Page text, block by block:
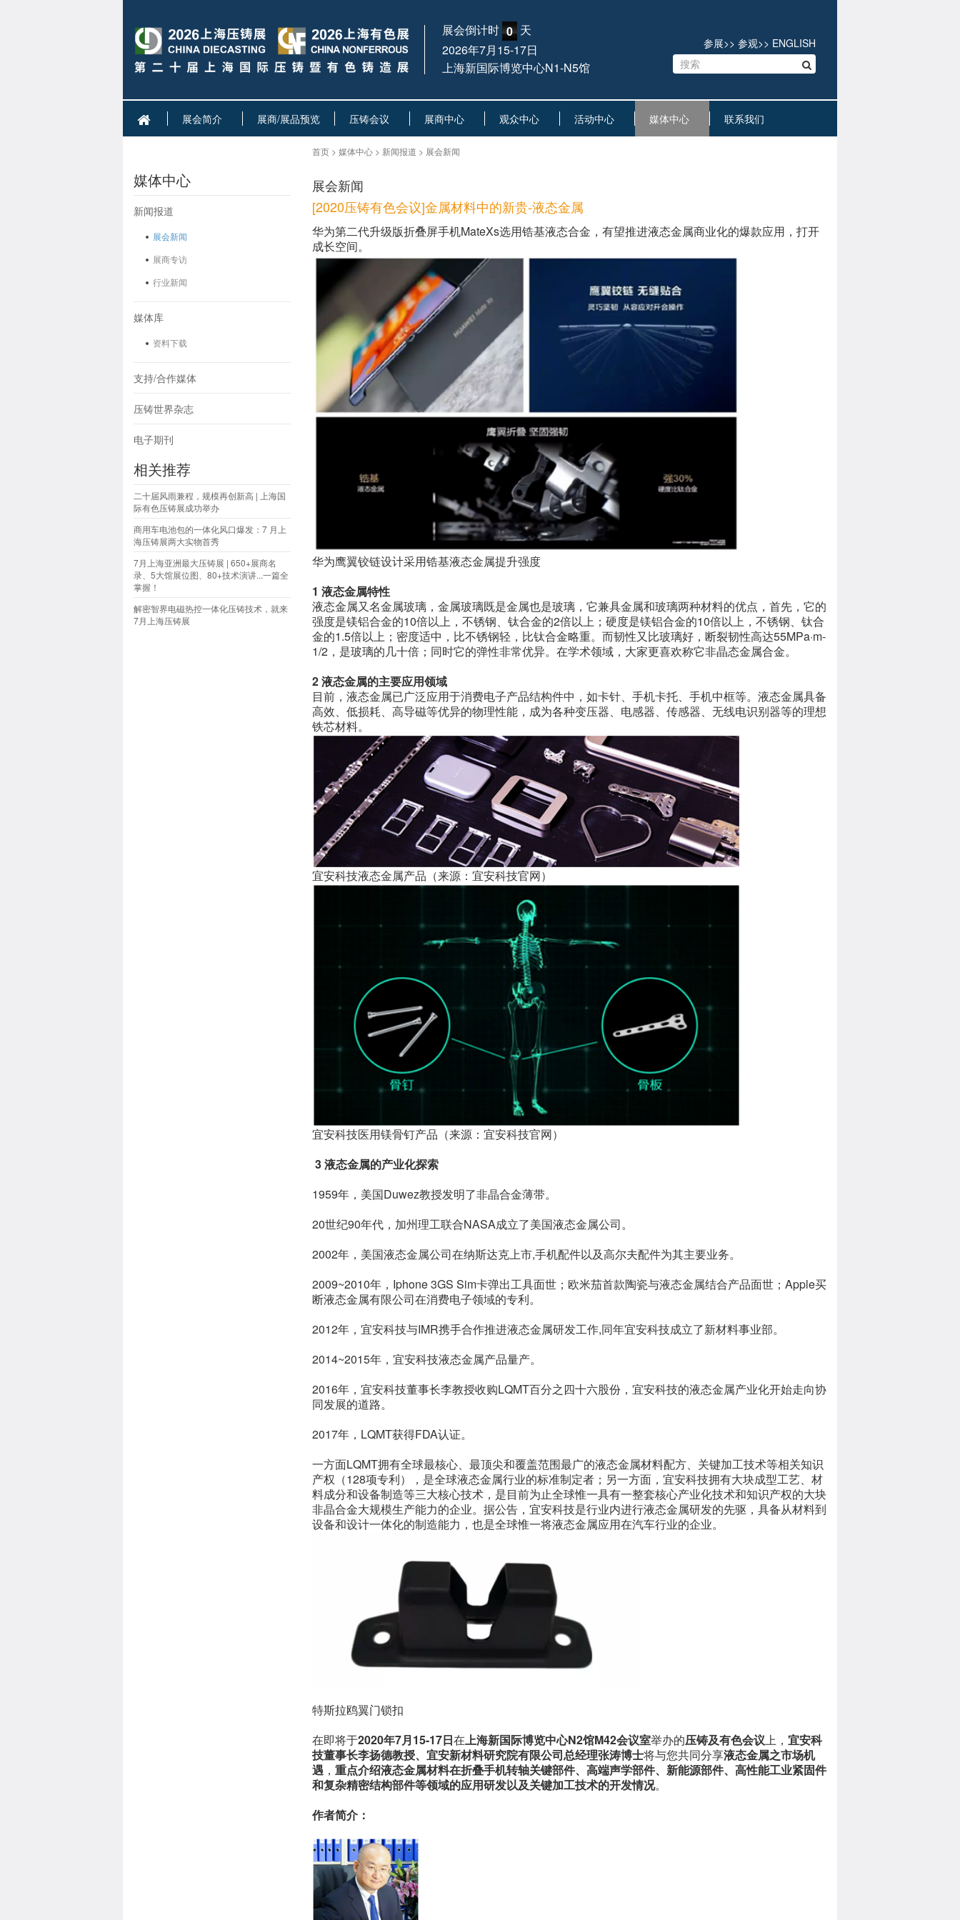
展会倒计时 0 天
2026年7月15-17日
上海新国际博览中心N1-N5馆
参展>> 参观>> ENGLISH
展会简介 展商/展品预览 压铸会议 展商中心 观众中心 活动中心 媒体中心 联系我们
媒体中心
新闻报道
展会新闻
展商专访
行业新闻
媒体库
资料下载
支持/合作媒体
压铸世界杂志
电子期刊
相关推荐
二十届风雨兼程，规模再创新高 | 上海国
际有色压铸展成功举办
商用车电池包的一体化风口爆发：7 月上
海压铸展两大实物首秀
7月上海亚洲最大压铸展 | 650+展商名
录、5大馆展位图、80+技术演讲...一篇全
掌握！
解密智界电磁热控一体化压铸技术，就来
7月上海压铸展
首页 > 媒体中心 > 新闻报道 > 展会新闻
展会新闻
[2020压铸有色会议]金属材料中的新贵-液态金属
华为第二代升级版折叠屏手机MateXs选用锆基液态合金，有望推进液态金属商业化的爆款应用，打开
成长空间。
华为鹰翼铰链设计采用锆基液态金属提升强度
1 液态金属特性
液态金属又名金属玻璃，金属玻璃既是金属也是玻璃，它兼具金属和玻璃两种材料的优点，首先，它的
强度是镁铝合金的10倍以上，不锈钢、钛合金的2倍以上；硬度是镁铝合金的10倍以上，不锈钢、钛合
金的1.5倍以上；密度适中，比不锈钢轻，比钛合金略重。而韧性又比玻璃好，断裂韧性高达55MPa·m-
1/2，是玻璃的几十倍；同时它的弹性非常优异。在学术领域，大家更喜欢称它非晶态金属合金。
2 液态金属的主要应用领域
目前，液态金属已广泛应用于消费电子产品结构件中，如卡针、手机卡托、手机中框等。液态金属具备
高效、低损耗、高导磁等优异的物理性能，成为各种变压器、电感器、传感器、无线电识别器等的理想
铁芯材料。
宜安科技液态金属产品（来源：宜安科技官网）
宜安科技医用镁骨钉产品（来源：宜安科技官网）
3 液态金属的产业化探索
1959年，美国Duwez教授发明了非晶合金薄带。
20世纪90年代，加州理工联合NASA成立了美国液态金属公司。
2002年，美国液态金属公司在纳斯达克上市,手机配件以及高尔夫配件为其主要业务。
2009~2010年，Iphone 3GS Sim卡弹出工具面世；欧米茄首款陶瓷与液态金属结合产品面世；Apple买
断液态金属有限公司在消费电子领域的专利。
2012年，宜安科技与IMR携手合作推进液态金属研发工作,同年宜安科技成立了新材料事业部。
2014~2015年，宜安科技液态金属产品量产。
2016年，宜安科技董事长李教授收购LQMT百分之四十六股份，宜安科技的液态金属产业化开始走向协
同发展的道路。
2017年，LQMT获得FDA认证。
一方面LQMT拥有全球最核心、最顶尖和覆盖范围最广的液态金属材料配方、关键加工技术等相关知识
产权（128项专利），是全球液态金属行业的标准制定者；另一方面，宜安科技拥有大块成型工艺、材
料成分和设备制造等三大核心技术，是目前为止全球惟一具有一整套核心产业化技术和知识产权的大块
非晶合金大规模生产能力的企业。据公告，宜安科技是行业内进行液态金属研发的先驱，具备从材料到
设备和设计一体化的制造能力，也是全球惟一将液态金属应用在汽车行业的企业。
特斯拉鸥翼门锁扣
在即将于2020年7月15-17日在上海新国际博览中心N2馆M42会议室举办的压铸及有色会议上， 宜安科
技董事长李扬德教授、宜安新材料研究院有限公司总经理张涛博士将与您共同分享液态金属之市场机
遇 ， 重点介绍液态金属材料在折叠手机转轴关键部件、高端声学部件、新能源部件、高性能工业紧固件
和复杂精密结构部件等领域的应用研发以及关键加工技术的开发情况。
作者简介：